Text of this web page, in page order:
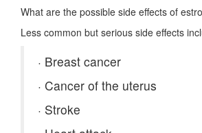
What are the possible side effects of
Less common but serious side effects
· Breast cancer
· Cancer of the uterus
· Stroke